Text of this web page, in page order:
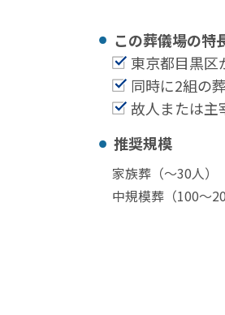
この葬儀場の特
東京都目黒区
同時に2組の
故人または主
推奨規模
家族葬（〜30⼈）
中規模葬（100〜